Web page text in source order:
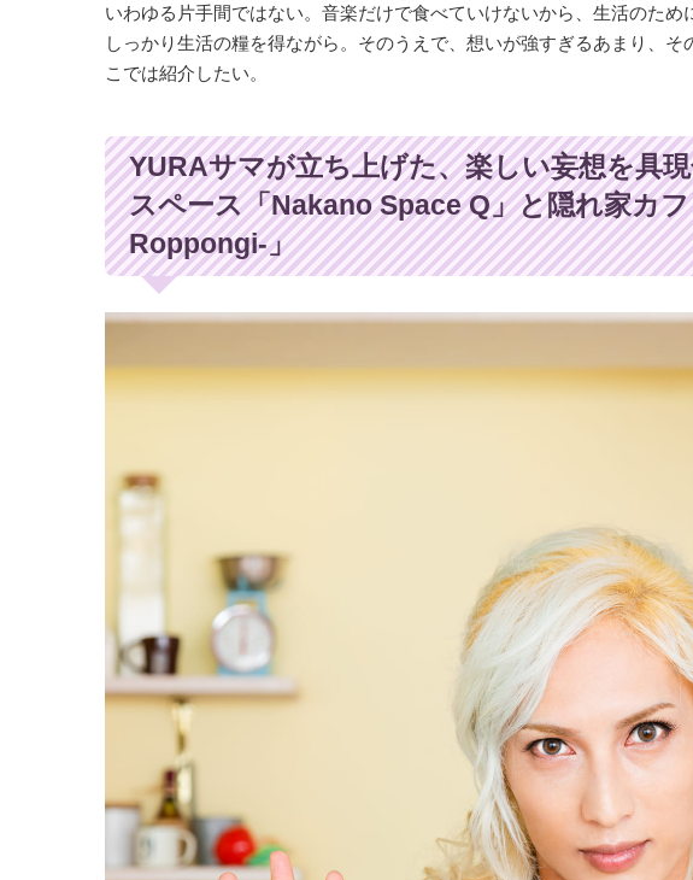
いわゆる片手間ではない。音楽だけで食べていけないから、生活のた
しっかり生活の糧を得ながら。そのうえで、想いが強すぎるあまり、
こでは紹介したい。
YURAサマが立ち上げた、楽しい妄想を具
スペース「Nakano Space Q」と隠れ家カ
Roppongi-」